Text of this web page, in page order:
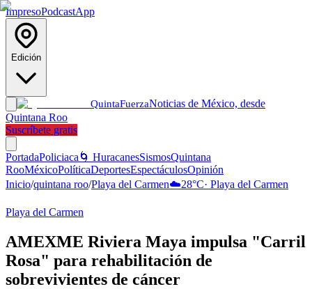
ImpresoPodcastApp
Edición
QuintaFuerzaNoticias de México, desde
Quintana Roo
Suscríbete gratis
PortadaPoliciaca 🌀 HuracanesSismosQuintana
RooMéxicoPolíticaDeportesEspectáculosOpinión
Inicio/quintana roo/Playa del Carmen☁️28°C· Playa del Carmen
Playa del Carmen
AMEXME Riviera Maya impulsa "Carril
Rosa" para rehabilitación de
sobrevivientes de cáncer